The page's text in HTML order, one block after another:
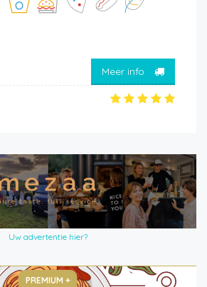
Meer info
Uw advertentie hier?
PREMIUM +